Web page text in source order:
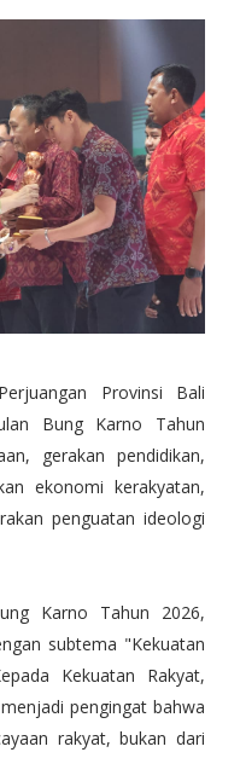
Provinsi Bali
Bung Karno Tahun
gerakan pendidikan,
ekonomi kerakyatan,
penguatan ideologi
Karno Tahun 2026,
subtema "Kekuatan
Kekuatan Rakyat,
pengingat bahwa
rakyat, bukan dari